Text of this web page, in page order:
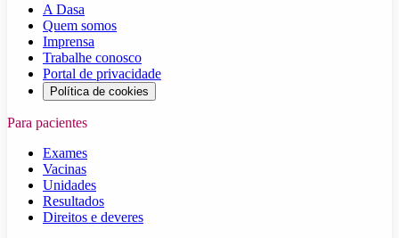
A Dasa
Quem somos
Imprensa
Trabalhe conosco
Portal de privacidade
Política de cookies
Para pacientes
Exames
Vacinas
Unidades
Resultados
Direitos e deveres